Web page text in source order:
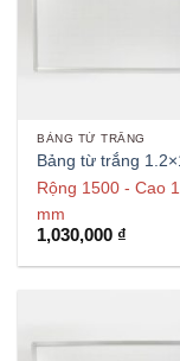
BẢNG TỪ TRẮNG
Bảng từ trắng
Rộng 1500 - Cao
mm
1,030,000 ₫